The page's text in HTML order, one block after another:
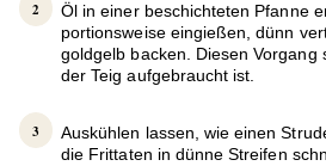
Öl in einer beschichteten Pfanne
portionsweise eingießen, dünn
goldgelb backen. Diesen Vorgang
der Teig aufgebraucht ist.
Auskühlen lassen, wie einen
die Frittaten in dünne Streifen